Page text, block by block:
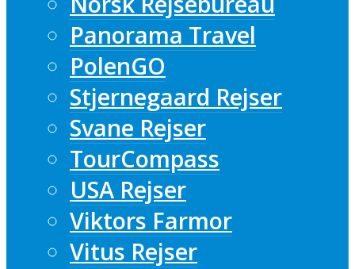
Panorama Travel
PolenGO
Stjernegaard Rejser
Svane Rejser
TourCompass
USA Rejser
Viktors Farmor
Vitus Rejser